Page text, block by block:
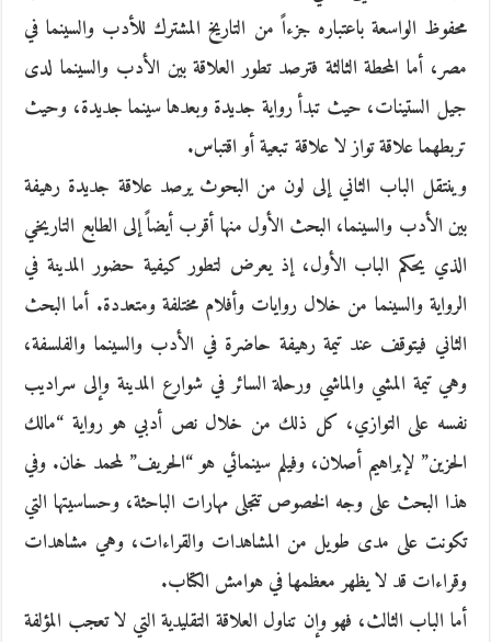
محفوظ الواسعة باعتباره جزءاً من التاريخ المشترك للأدب والسينما في
مصر، أما المحطة الثالثة فترصد تطور العلاقة بين الأدب والسينما لدى
جيل الستينات، حيث تبدأ رواية جديدة وبعدها سينما جديدة، وحيث
تربطهما علاقة تواز لا علاقة تبعية أو اقتباس.
وينتقل الباب الثاني إلى لون من البحوث يرصد علاقة جديدة رهيفة
بين الأدب والسينما، البحث الأول منها أقرب أيضاً إلى الطابع التاريخي
الذي يحكم الباب الأول، إذ يعرض لتطور كيفية حضور المدينة في
الرواية والسينما من خلال روايات وأفلام مختلفة ومتعددة. أما البحث
الثاني فيتوقف عند تيمة رهيفة حاضرة في الأدب والسينما والفلسفة،
وهي تيمة المشي والماشي ورحلة السائر في شوارع المدينة وإلى سراديب
نفسه على التوازي، كل ذلك من خلال نص أدبي هو رواية “مالك
الحزين” لإبراهيم أصلان، وفيلم سينمائي هو “الحريف” لمحمد خان. وفي
هذا البحث على وجه الخصوص تتجلى مهارات الباحثة، وحساسيتها التي
تكونت على مدى طويل من المشاهدات والقراءات، وهي مشاهدات
وقراءات قد لا يظهر معظمها في هوامش الكتاب.
أما الباب الثالث، فهو وإن تناول العلاقة التقليدية التي لا تعجب المؤلفة